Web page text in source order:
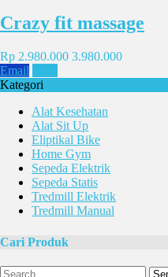
Crazy fit massage
Rp 2.980.000 3.980.000
Email
Kategori
Alat Kesehatan
Alat Sit Up
Eliptikal Bike
Home Gym
Sepeda Elektrik
Sepeda Statis
Tredmill Elektrik
Tredmill Manual
Cari Produk